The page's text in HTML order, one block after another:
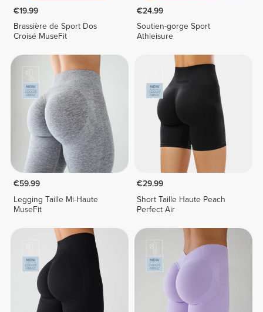
€19.99
Brassière de Sport Dos
Croisé MuseFit
€24.99
Soutien-gorge Sport
Athleisure
€59.99
Legging Taille Mi-Haute
MuseFit
€29.99
Short Taille Haute Peach
Perfect Air